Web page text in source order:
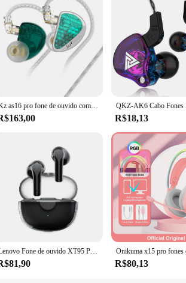
Kz as16 pro fone de ouvido com fio 8ba armadura equilíbrio no monitor fone mp3 graves música fones de alta fidelidade com microfone
R$18,13
Lenovo Fone de ouvido XT95 Pro com Bluetooth, Auricular sem Fio com Microfone, TWS à Prova d'Água, Som HIFI, Esporte
R$80,13